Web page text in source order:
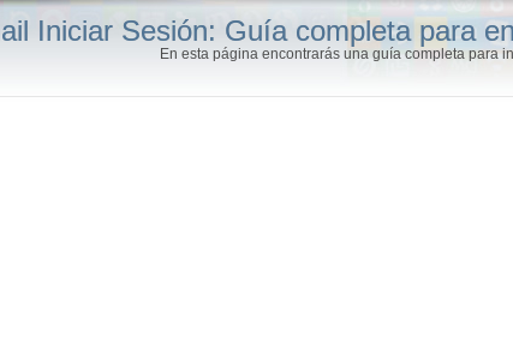
Iniciar Sesión: Guía completa para
En esta página encontrarás una guía completa para